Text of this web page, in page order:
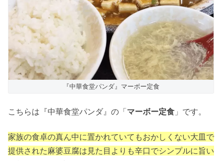
『中華食堂パンダ』マーボー定食
こちらは『中華食堂パンダ』の「マーボー定食 」です。
家族の食卓の真ん中に置かれていてもおかしくない大皿で
提供された麻婆豆腐は見た目よりも辛口でシンプルに旨い